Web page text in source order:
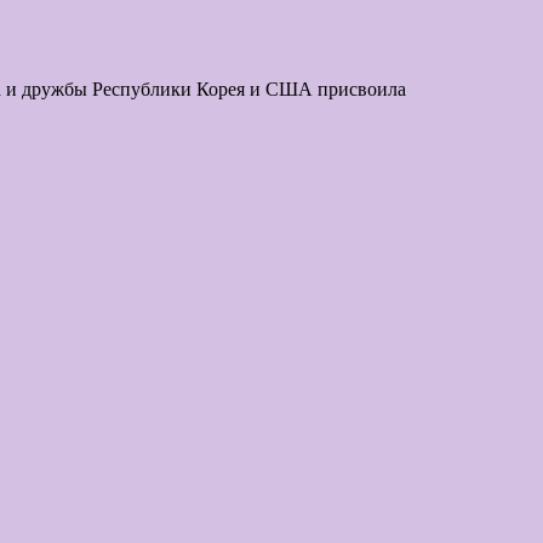
и дружбы Республики Корея и США присвоила